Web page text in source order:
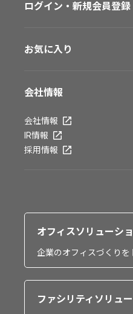
ログイン・新規会員登録
お気に入り
会社情報
会社情報
IR情報
採用情報
オフィスソリューシ
企業のオフィスづくり
ファシリティソリュ